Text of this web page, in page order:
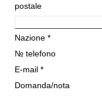
postale
Nazione *
№ telefono
E-mail *
Domanda/nota